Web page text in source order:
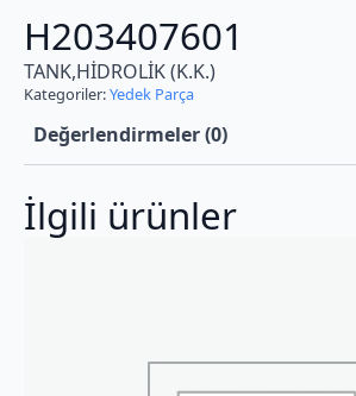
H203407601
TANK,HİDROLİK (K.K.)
Kategoriler:Yedek Parça
Değerlendirmeler (0)
İlgili ürünler